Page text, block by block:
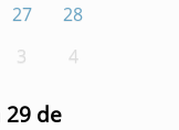
27
28
3 4
29 de